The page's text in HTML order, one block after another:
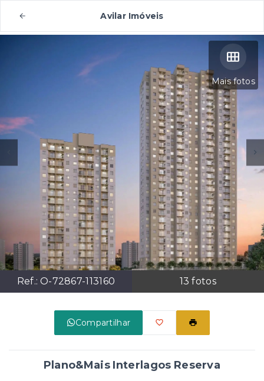
Avilar Imóveis
Mais fotos
Ref.: O-72867-113160 13 fotos
Compartilhar
Plano&Mais Interlagos Reserva